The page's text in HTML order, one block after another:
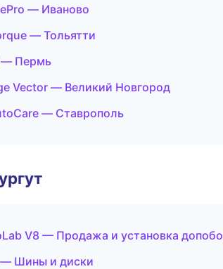
— Иваново
— Тольятти
— Пермь
Vector — Великий Новгород
— Ставрополь
V8 — Продажа и установка
Шины и диски